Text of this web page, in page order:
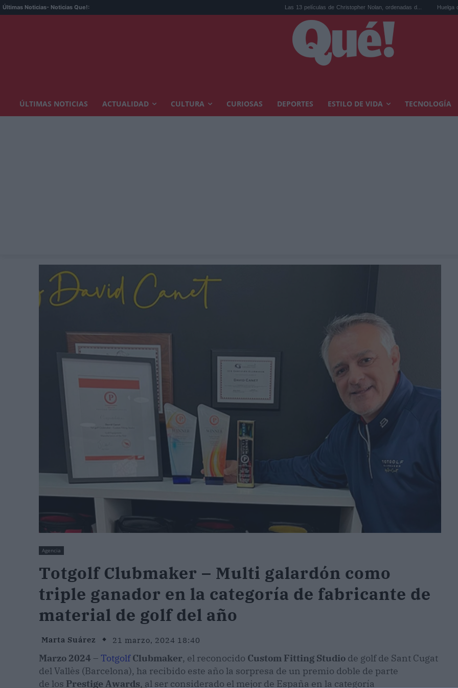
Últimas Noticias- Noticias Que!: Las 13 películas de Christopher Nolan, ordenadas d... Huelga de médicos:
ÚLTIMAS NOTICIAS ACTUALIDAD CULTURA CURIOSAS DEPORTES ESTILO DE VIDA TECNOLOGÍA
Agencia
Totgolf Clubmaker – Multi galardón como
triple ganador en la categoría de fabricante de
material de golf del año
Marta Suárez 21 marzo, 2024 18:40
Marzo 2024 – TotgolfClubmaker, el reconocido Custom Fitting Studio de golf de Sant Cugat
del Vallès (Barcelona), ha recibido este año la sorpresa de un premio doble de parte
de los Prestige Awards, al ser considerado el mejor de España en la categoría